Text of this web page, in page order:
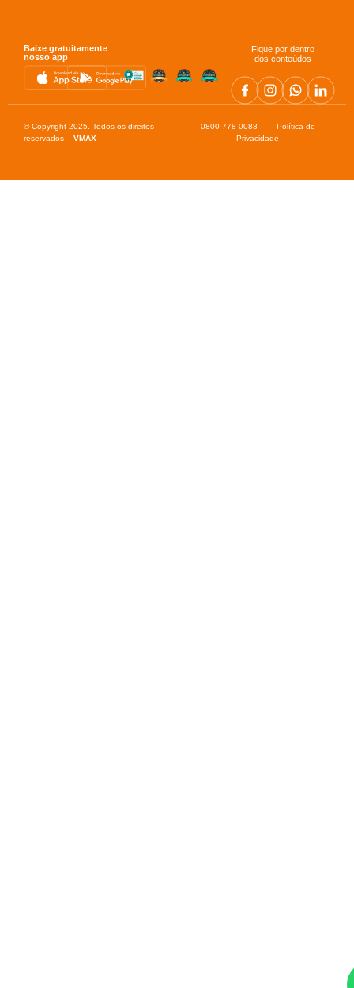
Baixe gratuitamente
nosso app
Fique por dentro
dos conteúdos
© Copyright 2025. Todos os direitos
reservados – VMAX
0800 778 0088 Política de
Privacidade